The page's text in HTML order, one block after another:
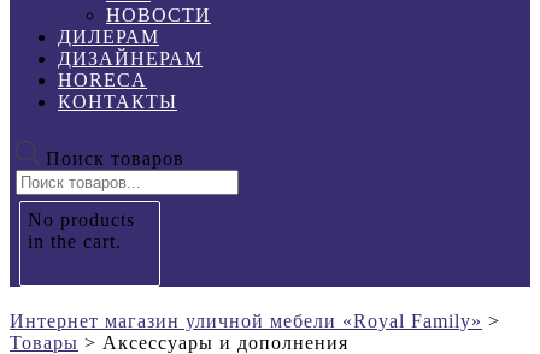
НОВОСТИ
ДИЛЕРАМ
ДИЗАЙНЕРАМ
HORECA
КОНТАКТЫ
Поиск товаров
No products
in the cart.
Интернет магазин уличной мебели «Royal Family» >
Товары > Аксессуары и дополнения